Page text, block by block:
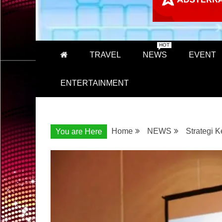
TRAVEL NEWS
HOT
EVENT
ENTERTAINMENT
You are Here Home NEWS Strategi